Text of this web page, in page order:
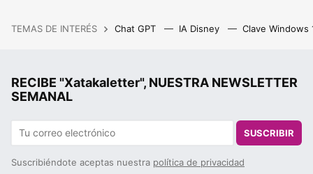
TEMAS DE INTERÉS Chat GPT IA Disney Clave Windows
RECIBE "Xatakaletter", NUESTRA NEWSLETTER
SEMANAL
SUSCRIBIR
Suscribiéndote aceptas nuestra política de privacidad